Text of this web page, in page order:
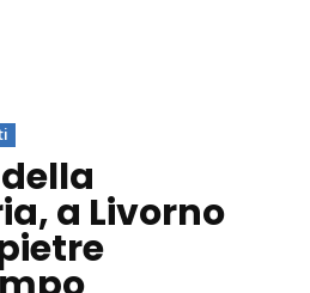
a Livorno